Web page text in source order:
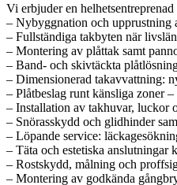
Vi erbjuder en
– Nybyggnation och upprustning
– Fullständiga takbyten när
– Montering av plåttak samt
– Band- och skivtäckta
– Dimensionerad takavvattning:
– Plåtbeslag runt känsliga zoner
– Installation av takhuvar, luckor
– Snörasskydd och glidhinder
– Löpande service:
– Täta och estetiska anslutningar
– Rostskydd, målning och
– Montering av godkända